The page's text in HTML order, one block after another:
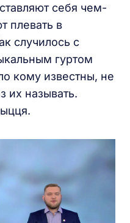
себя чем-
плевать в
случилось с
гуртом
кому известны, не
их называть.